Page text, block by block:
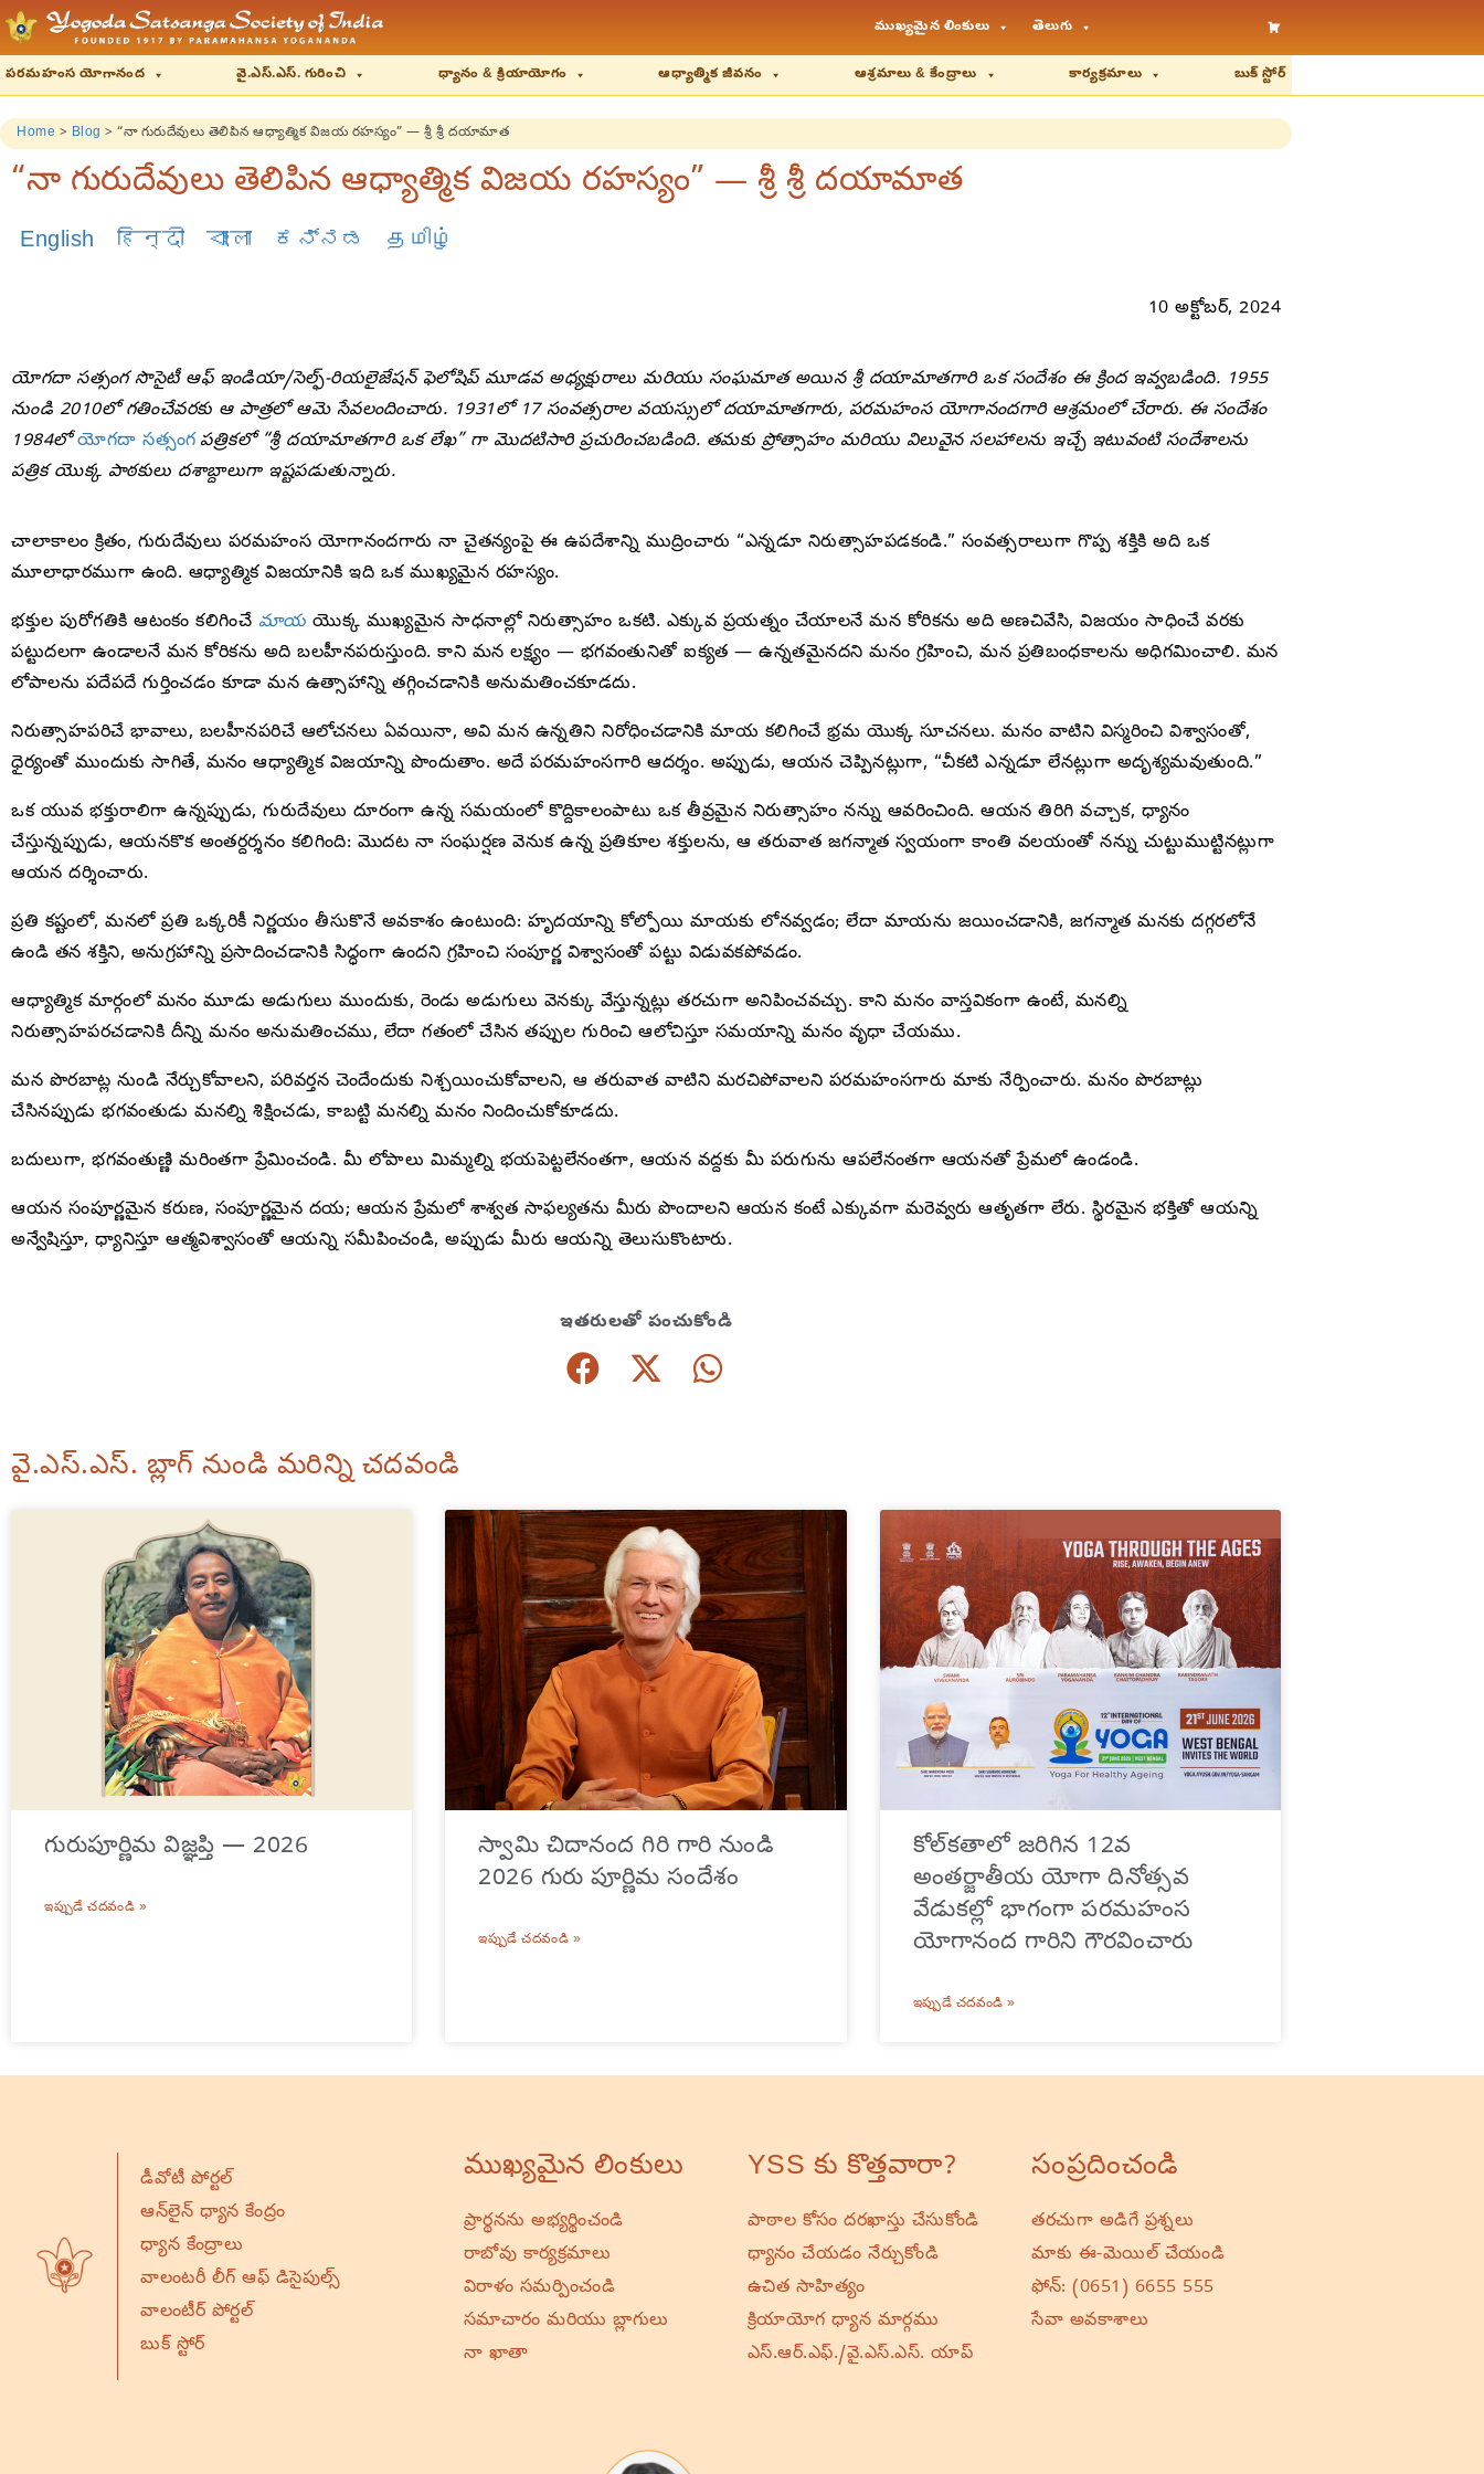
ముఖ్యమైన లింకులు తెలుగు
పరమహంస యోగానంద వై.ఎస్.ఎస్. గురించి ధ్యానం & క్రియాయోగం ఆధ్యాత్మిక జీవనం ఆశ్రమాలు & కేంద్రాలు కార్యక్రమాలు బుక్ స్టోర్
Home > Blog > “నా గురుదేవులు తెలిపిన ఆధ్యాత్మిక విజయ రహస్యం” — శ్రీ శ్రీ దయామాత
“నా గురుదేవులు తెలిపిన ఆధ్యాత్మిక విజయ రహస్యం” — శ్రీ శ్రీ దయామాత
English हिन्दी বাংলা ಕನ್ನಡ தமிழ்
10 అక్టోబర్, 2024
యోగదా సత్సంగ సొసైటీ ఆఫ్ ఇండియా/సెల్ఫ్-రియలైజేషన్ ఫెలోషిప్ మూడవ అధ్యక్షురాలు మరియు సంఘమాత అయిన శ్రీ దయామాతగారి ఒక సందేశం ఈ క్రింద ఇవ్వబడింది. 1955
నుండి 2010లో గతించేవరకు ఆ పాత్రలో ఆమె సేవలందించారు. 1931లో 17 సంవత్సరాల వయస్సులో దయామాతగారు, పరమహంస యోగానందగారి ఆశ్రమంలో చేరారు. ఈ సందేశం
1984లోయోగదా సత్సంగపత్రికలో “శ్రీ దయామాతగారి ఒక లేఖ” గా మొదటిసారి ప్రచురించబడింది. తమకు ప్రోత్సాహం మరియు విలువైన సలహాలను ఇచ్చే ఇటువంటి సందేశాలను
పత్రిక యొక్క పాఠకులు దశాబ్దాలుగా ఇష్టపడుతున్నారు.
చాలాకాలం క్రితం, గురుదేవులు పరమహంస యోగానందగారు నా చైతన్యంపై ఈ ఉపదేశాన్ని ముద్రించారు “ఎన్నడూ నిరుత్సాహపడకండి.” సంవత్సరాలుగా గొప్ప శక్తికి అది ఒక
మూలాధారముగా ఉంది. ఆధ్యాత్మిక విజయానికి ఇది ఒక ముఖ్యమైన రహస్యం.
భక్తుల పురోగతికి ఆటంకం కలిగించే మాయ యొక్క ముఖ్యమైన సాధనాల్లో నిరుత్సాహం ఒకటి. ఎక్కువ ప్రయత్నం చేయాలనే మన కోరికను అది అణచివేసి, విజయం సాధించే వరకు
పట్టుదలగా ఉండాలనే మన కోరికను అది బలహీనపరుస్తుంది. కాని మన లక్ష్యం — భగవంతునితో ఐక్యత — ఉన్నతమైనదని మనం గ్రహించి, మన ప్రతిబంధకాలను అధిగమించాలి. మన
లోపాలను పదేపదే గుర్తించడం కూడా మన ఉత్సాహాన్ని తగ్గించడానికి అనుమతించకూడదు.
నిరుత్సాహపరిచే భావాలు, బలహీనపరిచే ఆలోచనలు ఏవయినా, అవి మన ఉన్నతిని నిరోధించడానికి మాయ కలిగించే భ్రమ యొక్క సూచనలు. మనం వాటిని విస్మరించి విశ్వాసంతో,
ధైర్యంతో ముందుకు సాగితే, మనం ఆధ్యాత్మిక విజయాన్ని పొందుతాం. అదే పరమహంసగారి ఆదర్శం. అప్పుడు, ఆయన చెప్పినట్లుగా, “చీకటి ఎన్నడూ లేనట్లుగా అదృశ్యమవుతుంది.”
ఒక యువ భక్తురాలిగా ఉన్నప్పుడు, గురుదేవులు దూరంగా ఉన్న సమయంలో కొద్దికాలంపాటు ఒక తీవ్రమైన నిరుత్సాహం నన్ను ఆవరించింది. ఆయన తిరిగి వచ్చాక, ధ్యానం
చేస్తున్నప్పుడు, ఆయనకొక అంతర్దర్శనం కలిగింది: మొదట నా సంఘర్షణ వెనుక ఉన్న ప్రతికూల శక్తులను, ఆ తరువాత జగన్మాత స్వయంగా కాంతి వలయంతో నన్ను చుట్టుముట్టినట్లుగా
ఆయన దర్శించారు.
ప్రతి కష్టంలో, మనలో ప్రతి ఒక్కరికీ నిర్ణయం తీసుకొనే అవకాశం ఉంటుంది: హృదయాన్ని కోల్పోయి మాయకు లోనవ్వడం; లేదా మాయను జయించడానికి, జగన్మాత మనకు దగ్గరలోనే
ఉండి తన శక్తిని, అనుగ్రహాన్ని ప్రసాదించడానికి సిద్ధంగా ఉందని గ్రహించి సంపూర్ణ విశ్వాసంతో పట్టు విడువకపోవడం.
ఆధ్యాత్మిక మార్గంలో మనం మూడు అడుగులు ముందుకు, రెండు అడుగులు వెనక్కు వేస్తున్నట్లు తరచుగా అనిపించవచ్చు. కాని మనం వాస్తవికంగా ఉంటే, మనల్ని
నిరుత్సాహపరచడానికి దీన్ని మనం అనుమతించము, లేదా గతంలో చేసిన తప్పుల గురించి ఆలోచిస్తూ సమయాన్ని మనం వృధా చేయము.
మన పొరబాట్ల నుండి నేర్చుకోవాలని, పరివర్తన చెందేందుకు నిశ్చయించుకోవాలని, ఆ తరువాత వాటిని మరచిపోవాలని పరమహంసగారు మాకు నేర్పించారు. మనం పొరబాట్లు
చేసినప్పుడు భగవంతుడు మనల్ని శిక్షించడు, కాబట్టి మనల్ని మనం నిందించుకోకూడదు.
బదులుగా, భగవంతుణ్ణి మరింతగా ప్రేమించండి. మీ లోపాలు మిమ్మల్ని భయపెట్టలేనంతగా, ఆయన వద్దకు మీ పరుగును ఆపలేనంతగా ఆయనతో ప్రేమలో ఉండండి.
ఆయన సంపూర్ణమైన కరుణ, సంపూర్ణమైన దయ; ఆయన ప్రేమలో శాశ్వత సాఫల్యతను మీరు పొందాలని ఆయన కంటే ఎక్కువగా మరెవ్వరు ఆతృతగా లేరు. స్థిరమైన భక్తితో ఆయన్ని
అన్వేషిస్తూ, ధ్యానిస్తూ ఆత్మవిశ్వాసంతో ఆయన్ని సమీపించండి, అప్పుడు మీరు ఆయన్ని తెలుసుకొంటారు.
ఇతరులతో పంచుకోండి
వై.ఎస్.ఎస్. బ్లాగ్ నుండి మరిన్ని చదవండి
గురుపూర్ణిమ విజ్ఞప్తి — 2026
ఇప్పుడే చదవండి »
స్వామి చిదానంద గిరి గారి నుండి
2026 గురు పూర్ణిమ సందేశం
ఇప్పుడే చదవండి »
కోల్‌కతాలో జరిగిన 12వ
అంతర్జాతీయ యోగా దినోత్సవ
వేడుకల్లో భాగంగా పరమహంస
యోగానంద గారిని గౌరవించారు
ఇప్పుడే చదవండి »
డీవోటీ పోర్టల్
ఆన్‌లైన్ ధ్యాన కేంద్రం
ధ్యాన కేంద్రాలు
వాలంటరీ లీగ్ ఆఫ్ డిసైపుల్స్
వాలంటీర్ పోర్టల్
బుక్ స్టోర్
ముఖ్యమైన లింకులు
ప్రార్థనను అభ్యర్థించండి
రాబోవు కార్యక్రమాలు
విరాళం సమర్పించండి
సమాచారం మరియు బ్లాగులు
నా ఖాతా
YSS కు కొత్తవారా?
పాఠాల కోసం దరఖాస్తు చేసుకోండి
ధ్యానం చేయడం నేర్చుకోండి
ఉచిత సాహిత్యం
క్రియాయోగ ధ్యాన మార్గము
ఎస్.ఆర్.ఎఫ్./వై.ఎస్.ఎస్. యాప్
సంప్రదించండి
తరచుగా అడిగే ప్రశ్నలు
మాకు ఈ-మెయిల్ చేయండి
ఫోన్:(0651) 6655 555
సేవా అవకాశాలు